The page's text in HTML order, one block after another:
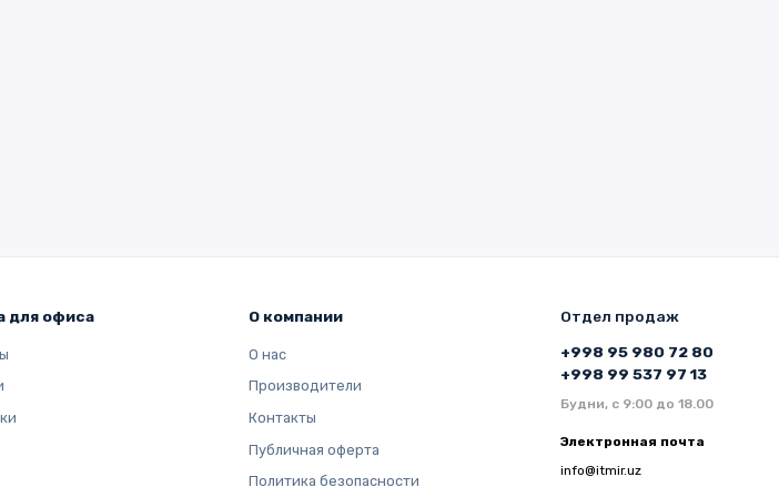
для офиса О компании
О нас
Производители
Контакты
Публичная оферта
Политика безопасности
Отдел продаж
+998 95 980 72 80
+998 99 537 97 13
Будни, с 9:00 до 18.00
Электронная почта
info@itmir.uz